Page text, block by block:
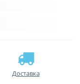
Доставка